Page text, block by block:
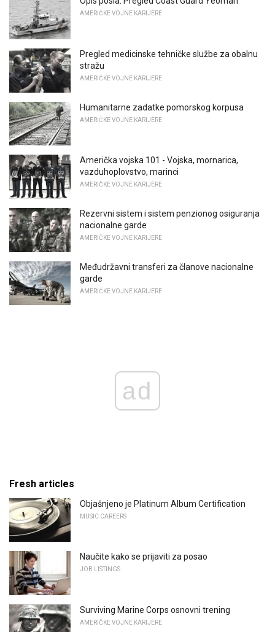
AMERIČKE VOJNE KARIJERE
Pregled medicinske tehničke službe za obalnu
stražu
AMERIČKE VOJNE KARIJERE
Humanitarne zadatke pomorskog korpusa
AMERIČKE VOJNE KARIJERE
Američka vojska 101 - Vojska, mornarica,
vazduhoplovstvo, marinci
AMERIČKE VOJNE KARIJERE
Rezervni sistem i sistem penzionog osiguranja
nacionalne garde
AMERIČKE VOJNE KARIJERE
Međudržavni transferi za članove nacionalne
garde
AMERIČKE VOJNE KARIJERE
ad
Fresh articles
Objašnjeno je Platinum Album Certification
MUSIC CAREERS
Naučite kako se prijaviti za posao
JOB LISTINGS
Surviving Marine Corps osnovni trening
AMERIČKE VOJNE KARIJERE